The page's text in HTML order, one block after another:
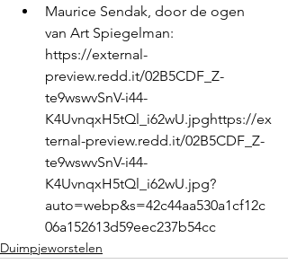
Maurice Sendak, door de ogen
van Art Spiegelman:
https://external-
preview.redd.it/02B5CDF_Z-
te9wswvSnV-i44-
K4UvnqxH5tQl_i62wU.jpghttps://ex
ternal-preview.redd.it/02B5CDF_Z-
te9wswvSnV-i44-
K4UvnqxH5tQl_i62wU.jpg?
auto=webp&s=42c44aa530a1cf12c
06a152613d59eec237b54cc
Duimpjeworstelen